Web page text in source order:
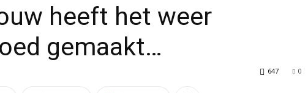
heeft het weer
gemaakt…
0
647